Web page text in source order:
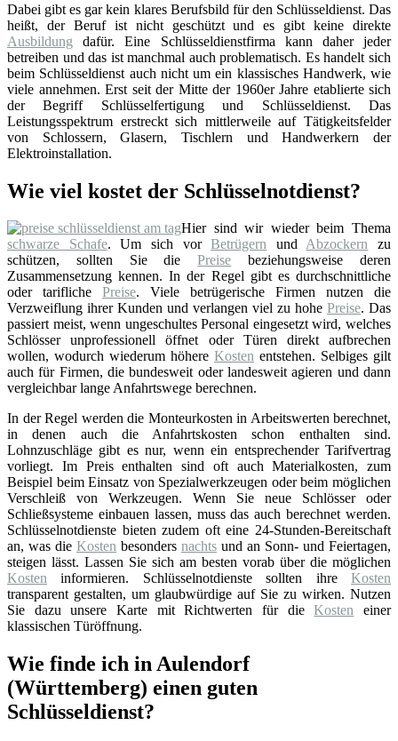
Dabei gibt es gar kein klares Berufsbild für den Schlüsseldienst. Das
heißt, der Beruf ist nicht geschützt und es gibt keine direkte
Ausbildung dafür. Eine Schlüsseldienstfirma kann daher jeder
betreiben und das ist manchmal auch problematisch. Es handelt sich
beim Schlüsseldienst auch nicht um ein klassisches Handwerk, wie
viele annehmen. Erst seit der Mitte der 1960er Jahre etablierte sich
der Begriff Schlüsselfertigung und Schlüsseldienst. Das
Leistungsspektrum erstreckt sich mittlerweile auf Tätigkeitsfelder
von Schlossern, Glasern, Tischlern und Handwerkern der
Elektroinstallation.
Wie viel kostet der Schlüsselnotdienst?
Hier sind wir wieder beim Thema
schwarze Schafe. Um sich vorBetrügern undAbzockern zu
schützen, sollten Sie diePreise beziehungsweise deren
Zusammensetzung kennen. In der Regel gibt es durchschnittliche
oder tarifliche Preise. Viele betrügerische Firmen nutzen die
Verzweiflung ihrer Kunden und verlangen viel zu hohe Preise. Das
passiert meist, wenn ungeschultes Personal eingesetzt wird, welches
Schlösser unprofessionell öffnet oder Türen direkt aufbrechen
wollen, wodurch wiederum höhere Kosten entstehen. Selbiges gilt
auch für Firmen, die bundesweit oder landesweit agieren und dann
vergleichbar lange Anfahrtswege berechnen.
In der Regel werden die Monteurkosten in Arbeitswerten berechnet,
in denen auch die Anfahrtskosten schon enthalten sind.
Lohnzuschläge gibt es nur, wenn ein entsprechender Tarifvertrag
vorliegt. Im Preis enthalten sind oft auch Materialkosten, zum
Beispiel beim Einsatz von Spezialwerkzeugen oder beim möglichen
Verschleiß von Werkzeugen. Wenn Sie neue Schlösser oder
Schließsysteme einbauen lassen, muss das auch berechnet werden.
Schlüsselnotdienste bieten zudem oft eine 24-Stunden-Bereitschaft
an, was die Kosten besonders nachts und an Sonn- und Feiertagen,
steigen lässt. Lassen Sie sich am besten vorab über die möglichen
Kosten informieren. Schlüsselnotdienste sollten ihre Kosten
transparent gestalten, um glaubwürdige auf Sie zu wirken. Nutzen
Sie dazu unsere Karte mit Richtwerten für dieKosten einer
klassischen Türöffnung.
Wie finde ich in Aulendorf
(Württemberg) einen guten
Schlüsseldienst?